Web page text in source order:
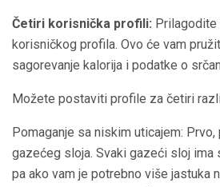
Četiri korisnička profili:
korisničkog profila. Ovo će vam
sagorevanje kalorija i podatke o
Možete postaviti profile za četiri
Pomaganje sa niskim uticajem:
gazećeg sloja. Svaki gazeći sloj ima
pa ako vam je potrebno više jastuka